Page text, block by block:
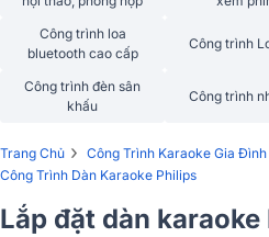
Công trình loa
bluetooth cao cấp
Công trình
Công trình đèn sân
khấu
Công trình
Trang Chủ › Công Trình Karaoke Gia Đình
Công Trình Dàn Karaoke Philips
Lắp đặt dàn